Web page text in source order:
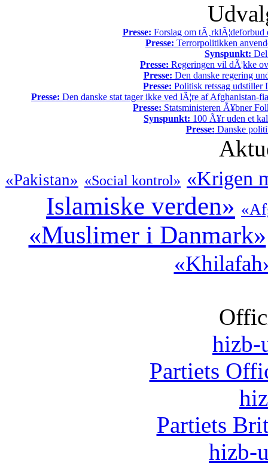
Presse: Forslag om tÃ¸rklÃ¦deforbud
Presse: Terrorpolitikken
Synspunkt:
Presse: Regeringen vil dÃ¦kke
Presse: Den danske regering
Presse: Politisk retssag udstiller
Presse: Den danske stat tager ikke ved lÃ¦re af Afghanistan-
Presse: Statsministeren Ã¥bner
Synspunkt: 100 Ã¥r uden et
Presse: Danske
«Pakistan» «Social kontrol» «Krigen
Islamiske verden»
«Muslimer i Danmark»
hizb-
Partiets
Partiets
hizb-